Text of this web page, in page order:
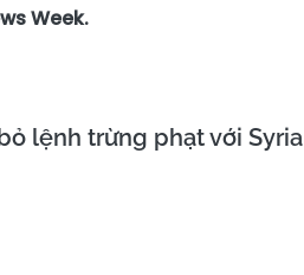
Week.
lệnh trừng phạt với Syria